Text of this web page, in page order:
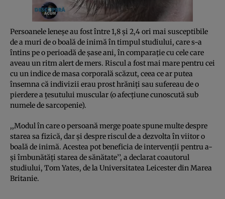
Persoanele leneşe au fost între 1,8 şi 2,4 ori mai susceptibile
de a muri de o boală de inimă în timpul studiului, care s-a
întins pe o perioadă de şase ani, în comparaţie cu cele care
aveau un ritm alert de mers. Riscul a fost mai mare pentru cei
cu un indice de masa corporală scăzut, ceea ce ar putea
însemna că indivizii erau prost hrăniţi sau sufereau de o
pierdere a ţesutului muscular (o afecţiune cunoscută sub
numele de sarcopenie).
,,Modul în care o persoană merge poate spune multe despre
starea sa fizică, dar şi despre riscul de a dezvolta în viitor o
boală de inimă. Acestea pot beneficia de intervenţii pentru a-
şi îmbunătăţi starea de sănătate’’, a declarat coautorul
studiului, Tom Yates, de la Universitatea Leicester din Marea
Britanie.